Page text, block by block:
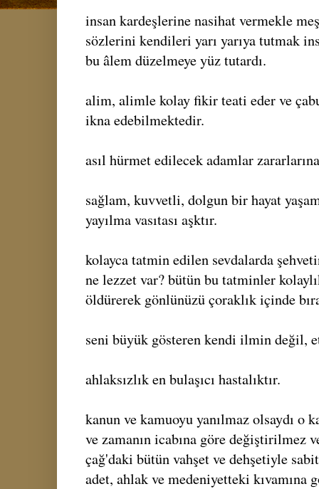
insan kardeşlerine nasihat vermekle
sözlerini kendileri yarı yarıya tutmak
bu âlem düzelmeye yüz tutardı.
alim, alimle kolay fikir teati eder ve
ikna edebilmektedir.
asıl hürmet edilecek adamlar
sağlam, kuvvetli, dolgun bir hayat
yayılma vasıtası aşktır.
kolayca tatmin edilen sevdalarda
ne lezzet var? bütün bu tatminler
öldürerek gönlünüzü çoraklık içinde
seni büyük gösteren kendi ilmin değil,
ahlaksızlık en bulaşıcı hastalıktır.
kanun ve kamuoyu yanılmaz olsaydı o
ve zamanın icabına göre değiştirilmez
çağ'daki bütün vahşet ve dehşetiyle
adet, ahlak ve medeniyetteki kıvamına